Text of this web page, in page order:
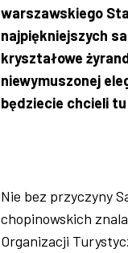
warszawskiego
najpiękniejszych
kryształowe
niewymuszonej
będziecie chcieli
Nie bez przyczyny
chopinowskich
Organizacji